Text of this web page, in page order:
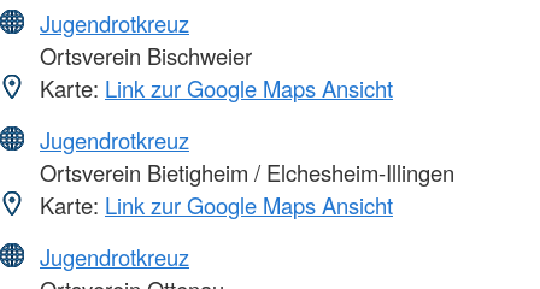
Jugendrotkreuz
Ortsverein Bischweier
Karte: Link zur Google Maps Ansicht
Jugendrotkreuz
Ortsverein Bietigheim / Elchesheim-Illingen
Karte: Link zur Google Maps Ansicht
Jugendrotkreuz